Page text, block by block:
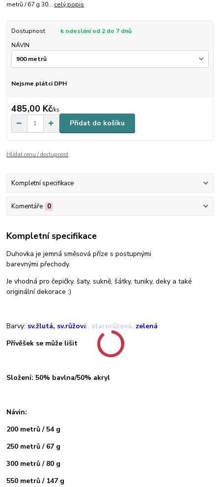
metrů / 67 g 30... celý popis
Dostupnost
k odeslání od 2 do 7 dnů
NÁVIN
Nejsme plátci DPH
485,00 Kč/ks
Přidat do košíku
Hlídat cenu / dostupnost
Kompletní specifikace
Komentáře 0
Kompletní specifikace
Duhovka je jemná směsová příze s postupnými
barevnými přechody.
Je vhodná pro čepičky, šaty, sukně, šátky, tuniky, deky a také
originální dekorace :)
Barvy: sv.žlutá, sv.růžová, starorůžová, zelená
Přívěšek se může lišit
Složení: 50% bavlna/50% akryl
Návin:
200 metrů / 54 g
250 metrů / 67 g
300 metrů / 80 g
550 metrů / 147 g